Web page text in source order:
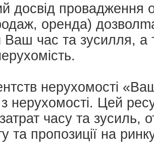
досвід провадження
оренда)
Ваш час та зусилля, а
нерухомості
нерухомості. Цей
часу та зусиль,
та пропозиції на